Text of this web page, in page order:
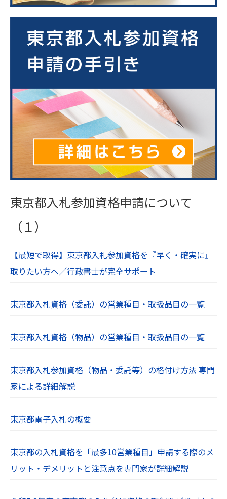
東京都入札参加資格申請について
（１）
【最短で取得】東京都入札参加資格を『早く・確実に』
取りたい方へ／行政書士が完全サポート
東京都入札資格（委託）の営業種目・取扱品目の一覧
東京都入札資格（物品）の営業種目・取扱品目の一覧
東京都入札参加資格（物品・委託等）の格付け方法 専門
家による詳細解説
東京都電子入札の概要
東京都の入札資格を「最多10営業種目」申請する際のメ
リット・デメリットと注意点を専門家が詳細解説